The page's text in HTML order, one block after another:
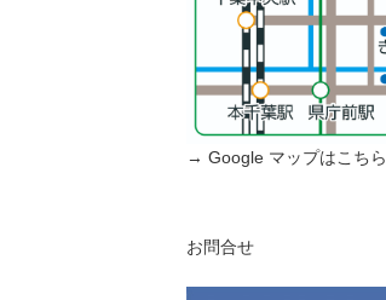
→ Google マップはこちら
お問合せ